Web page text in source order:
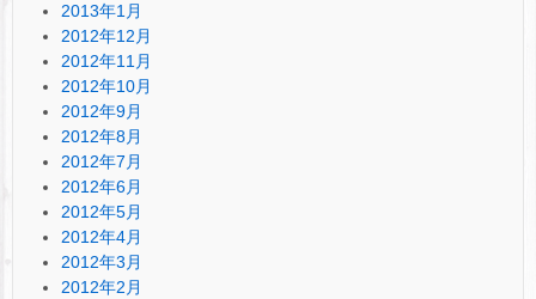
2013年1月
2012年12月
2012年11月
2012年10月
2012年9月
2012年8月
2012年7月
2012年6月
2012年5月
2012年4月
2012年3月
2012年2月